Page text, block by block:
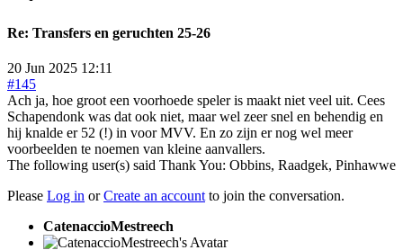
Re: Transfers en geruchten 25-26
20 Jun 2025 12:11
#145
Ach ja, hoe groot een voorhoede speler is maakt niet veel uit. Cees
Schapendonk was dat ook niet, maar wel zeer snel en behendig en
hij knalde er 52 (!) in voor MVV. En zo zijn er nog wel meer
voorbeelden te noemen van kleine aanvallers.
The following user(s) said Thank You: Obbins, Raadgek, Pinhawwe
Please Log in orCreate an account to join the conversation.
CatenaccioMestreech